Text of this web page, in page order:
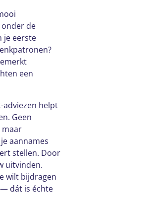
de
je eerste
een
adviezen helpt
Geen
maar
aannames
stellen. Door
uitvinden.
wilt bijdragen
dát is échte